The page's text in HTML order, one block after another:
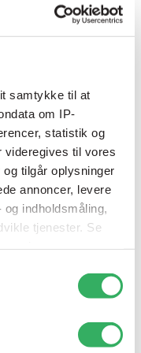
samtykke til at
om IP-
statistik og
videregives til vores
tilgår oplysninger
annoncer, levere
indholdsmåling,
tjenester. Se
på "Privacy